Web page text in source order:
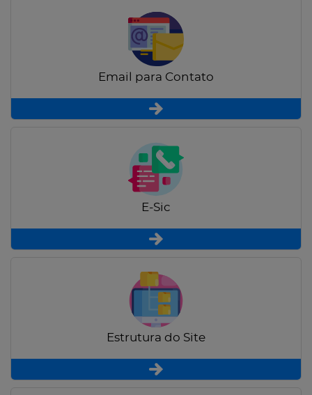
Email para Contato
E-Sic
Estrutura do Site